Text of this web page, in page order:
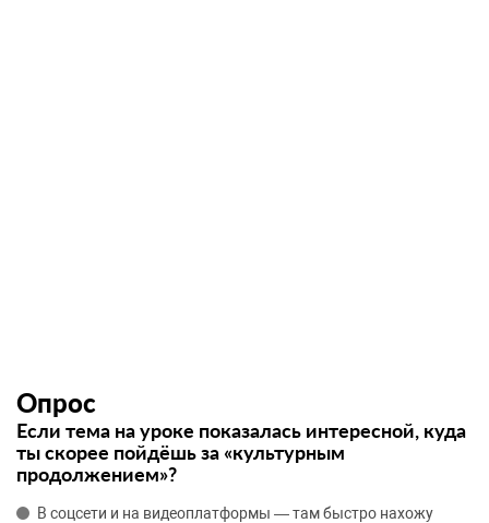
Опрос
Если тема на уроке показалась интересной, куда
ты скорее пойдёшь за «культурным
продолжением»?
В соцсети и на видеоплатформы — там быстро нахожу